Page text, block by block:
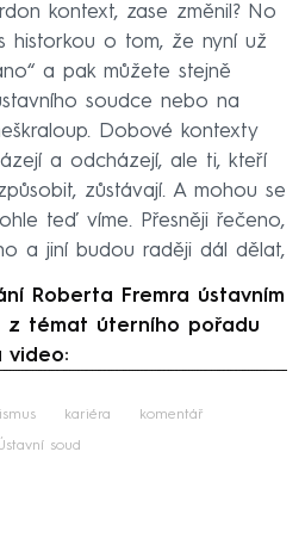
kontext, zase změnil? No
historkou o tom, že nyní už
a pak můžete stejně
soudce nebo na
Dobové kontexty
a odcházejí, ale ti, kteří
zůstávají. A mohou se
teď víme. Přesněji řečeno,
a jiní budou raději dál dělat,
Roberta Fremra ústavním
z témat úterního pořadu
video:
kariéra komentář
soud